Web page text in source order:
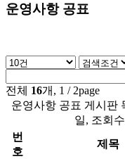
운영사항 공표
전체 16개, 1 / 2page
운영사항 공표 게시판
일, 조회
번
호
제목